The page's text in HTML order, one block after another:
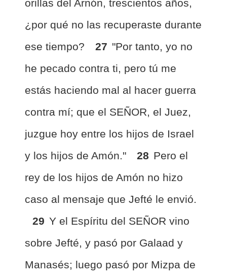
orillas del Arnón, trescientos años,
¿por qué no las recuperaste durante
ese tiempo?
27 "Por tanto, yo no
he pecado contra ti, pero tú me
estás haciendo mal al hacer guerra
contra mí; que el SEÑOR, el Juez,
juzgue hoy entre los hijos de Israel
y los hijos de Amón."
28 Pero el
rey de los hijos de Amón no hizo
caso al mensaje que Jefté le envió.
29 Y el Espíritu del SEÑOR vino
sobre Jefté, y pasó por Galaad y
Manasés; luego pasó por Mizpa de